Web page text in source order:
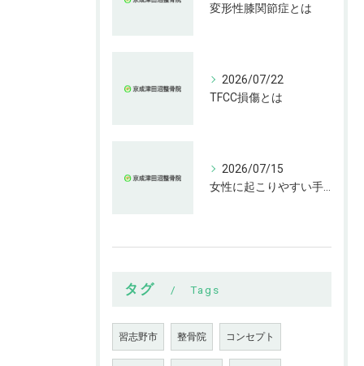
変形性膝関節症とは
2026/07/22
TFCC損傷とは
2026/07/15
タグ Tags
習志野市 整骨院 コンセプト